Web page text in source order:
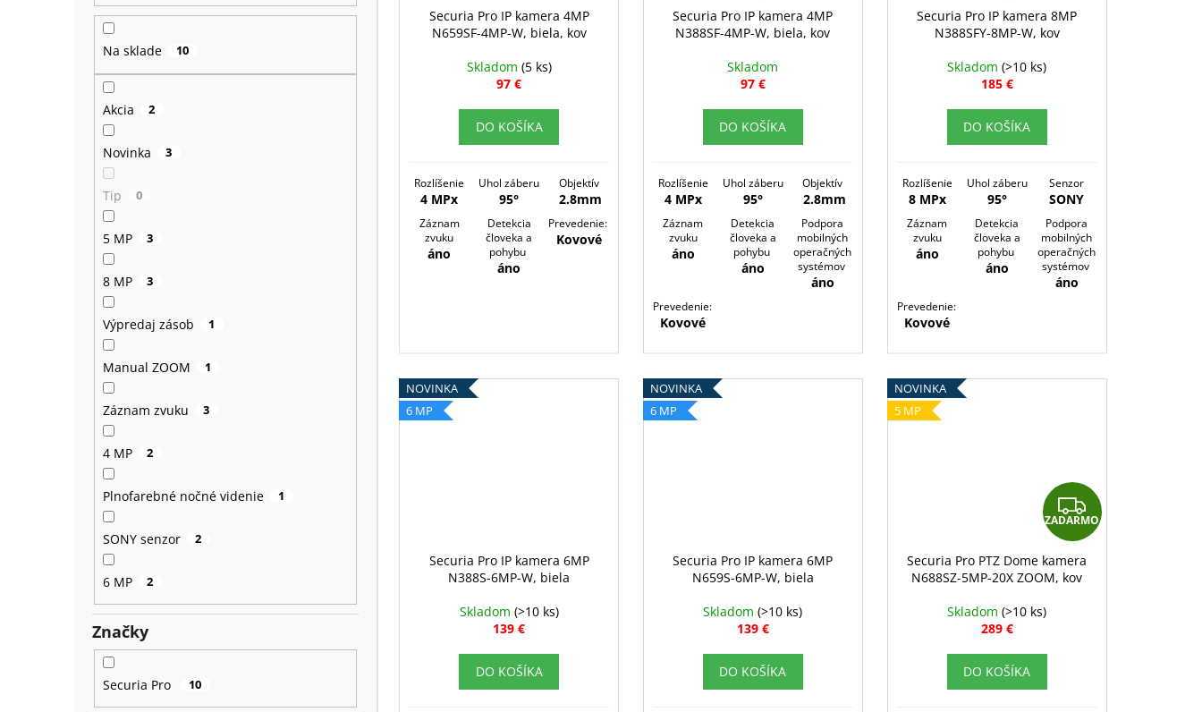
Na sklade 10
Akcia 2
Novinka 3
Tip 0
5 MP 3
8 MP 3
Výpredaj zásob 1
Manual ZOOM 1
Záznam zvuku 3
4 MP 2
Plnofarebné nočné videnie 1
SONY senzor 2
6 MP 2
Značky
Securia Pro 10
Securia Pro IP kamera 4MP
N659SF-4MP-W, biela, kov
Skladom (5 ks)
97 €
DO KOŠÍKA
Rozlíšenie
4 MPx
Uhol záberu
95°
Objektív
2.8mm
Záznam
zvuku
áno
Detekcia
človeka a
pohybu
áno
Prevedenie:
Kovové
Securia Pro IP kamera 4MP
N388SF-4MP-W, biela, kov
Skladom
97 €
DO KOŠÍKA
Rozlíšenie
4 MPx
Uhol záberu
95°
Objektív
2.8mm
Záznam
zvuku
áno
Detekcia
človeka a
pohybu
áno
Podpora
mobilných
operačných
systémov
áno
Prevedenie:
Kovové
Securia Pro IP kamera 8MP
N388SFY-8MP-W, kov
Skladom(>10 ks)
185 €
DO KOŠÍKA
Rozlíšenie
8 MPx
Uhol záberu
95°
Senzor
SONY
Záznam
zvuku
áno
Detekcia
človeka a
pohybu
áno
Podpora
mobilných
operačných
systémov
áno
Prevedenie:
Kovové
NOVINKA
6 MP
Securia Pro IP kamera 6MP
N388S-6MP-W, biela
Skladom (>10 ks)
139 €
DO KOŠÍKA
NOVINKA
6 MP
Securia Pro IP kamera 6MP
N659S-6MP-W, biela
Skladom(>10 ks)
139 €
DO KOŠÍKA
NOVINKA
5 MP
Z
A
D
ZADARMO
Securia Pro PTZ Dome kamera
N688SZ-5MP-20X ZOOM, kov
Skladom(>10 ks)
289 €
DO KOŠÍKA